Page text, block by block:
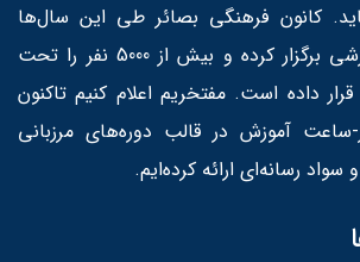
کانون فرهنگی بصائر طی این سال‌ها
حدود 400 دوره آموزشی برگزار کرده و بیش از 5000 نفر را تحت
داده است. مفتخریم اعلام کنیم تاکنون
از 180.000 نفر-ساعت آموزش در قالب دوره‌های مرزبانی
سواد رسانه‌ای ارائه کرده‌ایم.